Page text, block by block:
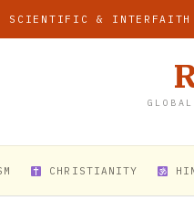
SCIENTIFIC & INTERFAITH
CHRISTIANITY